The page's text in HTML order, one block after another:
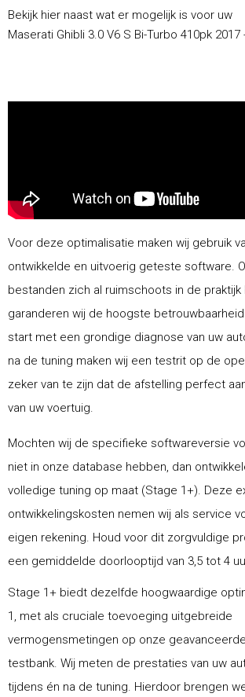
Bekijk hier naast wat er mogelijk is voor uw
Maserati Ghibli 3.0 V6 S Bi-Turbo 410pk 2017
Voor deze optimalisatie maken wij gebruik
ontwikkelde en uitvoerig geteste software.
bestanden zich al ruimschoots in de
garanderen wij de hoogste
start met een grondige diagnose van uw
na de tuning maken wij een testrit op de
zeker van te zijn dat de afstelling perfect
van uw voertuig.
Mochten wij de specifieke softwareversie
niet in onze database hebben, dan
volledige tuning op maat (Stage 1+). Deze
ontwikkelingskosten nemen wij als service
eigen rekening. Houd voor dit zorgvuldige
een gemiddelde doorlooptijd van 3,5 tot 4
Stage 1+ biedt dezelfde hoogwaardige
1, met als cruciale toevoeging uitgebreide
vermogensmetingen op onze
testbank. Wij meten de prestaties van uw
tijdens én na de tuning. Hierdoor brengen